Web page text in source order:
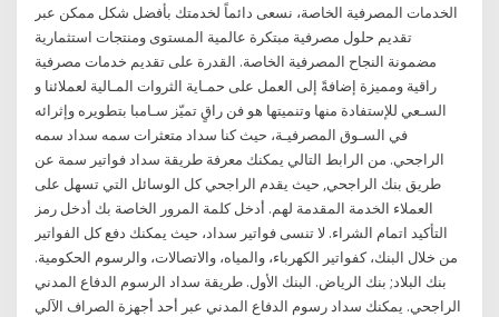
الخدمات المصرفية الخاصة، نسعى دائماً لخدمتك بأفضل شكل ممكن عبر
تقديم حلول مصرفية مبتكرة عالمية المستوى ومنتجات استثمارية
مضمونة النجاح المصرفية الخاصة. القدرة على تقديم خدمات مصرفية
راقية ومميزة إضافةً إلى العمل على حمـاية الثروات المـالية لعملائنا و
السـعي للإستفادة منها وتنميتها هو فن راقٍ تميّز سـامبا بتطويره وإثرائه
في السـوق المصرفيـة، حيث كنا سداد متعثرات سمه سداد سمه
الراجحي. من الرابط التالي يمكنك معرفة طريقة سداد فواتير سمة عن
طريق بنك الراجحي, حيث يقدم الراجحي كل الوسائل التي تسهل على
العملاء الخدمة المقدمة لهم. أدخل كلمة المرور الخاصة بك أدخل رمز
التأكيد اتمام الشراء. لا تنسى فواتير سداد، حيث يمكنك دفع كل الفواتير
من خلال البنك، كفواتير الكهرباء، والمياه، والاتصالات، والرسوم الحكومية.
بنك البلاد; بنك الرياض. البنك الأول. طريقة سداد الرسوم الدفاع المدني
الراجحي. يمكنك سداد رسوم الدفاع المدني عبر أحد أجهزة الصراف الآلي